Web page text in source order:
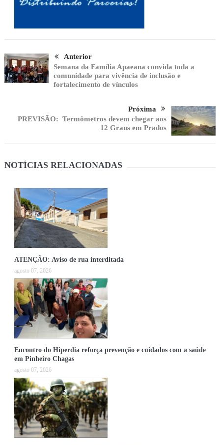
Anterior
Semana da Família Apaeana convida toda a
comunidade para vivência de inclusão e
fortalecimento de vínculos
Próxima
PREVISÃO: Termômetros devem chegar aos
12 Graus em Prados
NOTÍCIAS RELACIONADAS
ATENÇÃO: Aviso de rua interditada
agosto 07, 2026
Encontro do Hiperdia reforça prevenção e cuidados com a saúde
em Pinheiro Chagas
agosto 07, 2026